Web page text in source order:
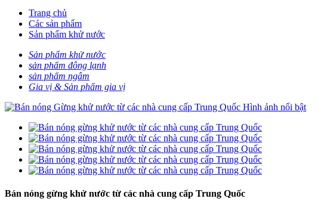
Trang chủ
Các sản phẩm
Sản phẩm khử nước
Sản phẩm khử nước
sản phẩm đông lạnh
sản phẩm ngâm
Gia vị & Sản phẩm gia vị
Bán nóng gừng khử nước từ các nhà cung cấp Trung Quốc